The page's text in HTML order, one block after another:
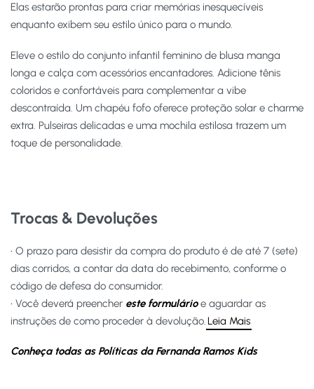
Elas estarão prontas para criar memórias inesquecíveis
enquanto exibem seu estilo único para o mundo.
Eleve o estilo do conjunto infantil feminino de blusa manga
longa e calça com acessórios encantadores. Adicione tênis
coloridos e confortáveis para complementar a vibe
descontraída. Um chapéu fofo oferece proteção solar e charme
extra. Pulseiras delicadas e uma mochila estilosa trazem um
toque de personalidade.
Trocas & Devoluções
• O prazo para desistir da compra do produto é de até 7 (sete)
dias corridos, a contar da data do recebimento, conforme o
código de defesa do consumidor.
• Você deverá preencher este formulárioe aguardar as
instruções de como proceder à devolução. Leia Mais
Conheça todas as Políticas da Fernanda Ramos Kids